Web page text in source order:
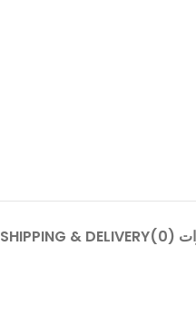
(0)
SHIPPING & DELIVERY